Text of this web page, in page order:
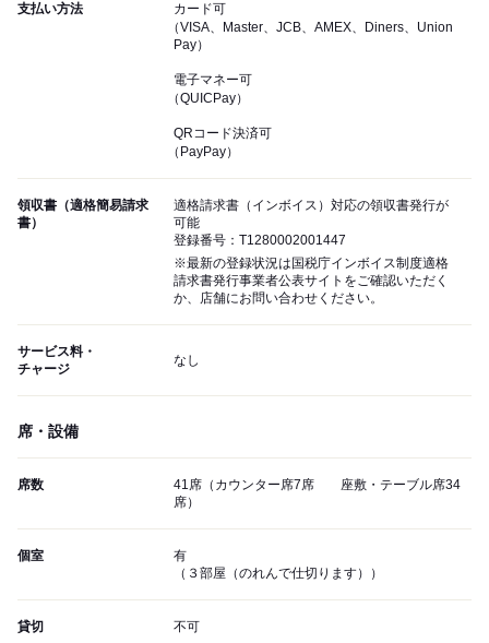
支払い方法
カード可
（VISA、Master、JCB、AMEX、Diners、Union
Pay）
電子マネー可
（QUICPay）
QRコード決済可
（PayPay）
領収書（適格簡易請求
書）
適格請求書（インボイス）対応の領収書発行が
可能
登録番号：T1280002001447
※最新の登録状況は国税庁インボイス制度適格
請求書発行事業者公表サイトをご確認いただく
か、店舗にお問い合わせください。
サービス料・
チャージ
なし
席・設備
席数
41席（カウンター席7席 座敷・テーブル席34
席）
個室
有
（３部屋（のれんで仕切ります））
貸切 不可